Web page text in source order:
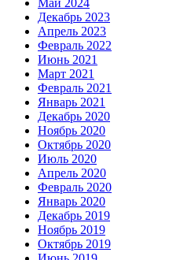
Май 2024
Декабрь 2023
Апрель 2023
Февраль 2022
Июнь 2021
Март 2021
Февраль 2021
Январь 2021
Декабрь 2020
Ноябрь 2020
Октябрь 2020
Июль 2020
Апрель 2020
Февраль 2020
Январь 2020
Декабрь 2019
Ноябрь 2019
Октябрь 2019